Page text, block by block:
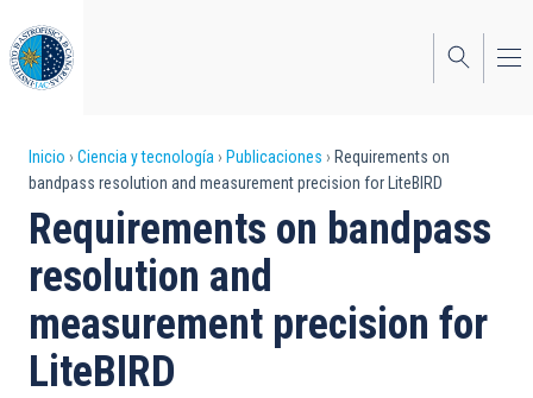
al
contenido
principal
Sobrescribir
enlaces
de
ayuda
a
la
Inicio Ciencia y tecnología Publicaciones
Requirements on
bandpass resolution and measurement precision for LiteBIRD
Requirements on bandpass
resolution and
measurement precision for
LiteBIRD